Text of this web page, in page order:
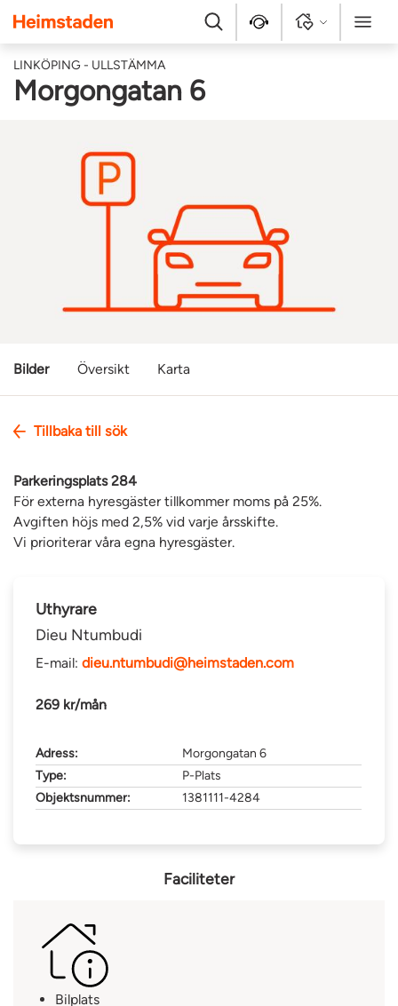
Heimstaden
Sök Kontakt Logga in Meny
LINKÖPING - ULLSTÄMMA
Morgongatan 6
Bilder Översikt Karta
Tillbaka till sök
Parkeringsplats 284
För externa hyresgäster tillkommer moms på 25%.
Avgiften höjs med 2,5% vid varje årsskifte.
Vi prioriterar våra egna hyresgäster.
Uthyrare
Dieu Ntumbudi
E-mail:dieu.ntumbudi@heimstaden.com
269 kr/mån
Adress:
Morgongatan 6
Type:
P-Plats
Objektsnummer:
1381111-4284
Faciliteter
Bilplats